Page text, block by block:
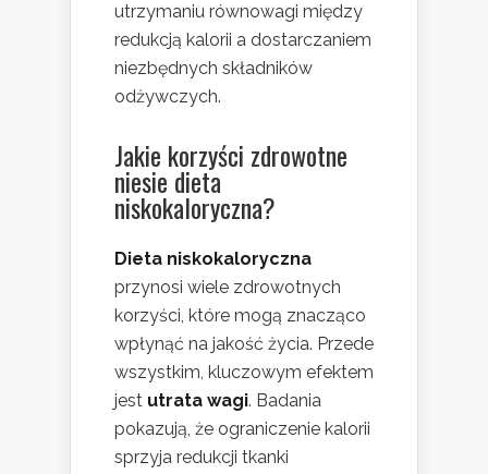
utrzymaniu równowagi między
redukcją kalorii a dostarczaniem
niezbędnych składników
odżywczych.
Jakie korzyści zdrowotne
niesie dieta
niskokaloryczna?
Dieta niskokaloryczna
przynosi wiele zdrowotnych
korzyści, które mogą znacząco
wpłynąć na jakość życia. Przede
wszystkim, kluczowym efektem
jest utrata wagi. Badania
pokazują, że ograniczenie kalorii
sprzyja redukcji tkanki